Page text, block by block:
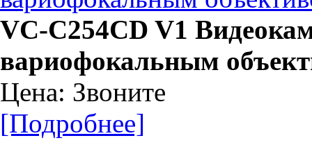
VC-C254CD V1
вариофокальным
Цена: Звоните
[Подробнее]